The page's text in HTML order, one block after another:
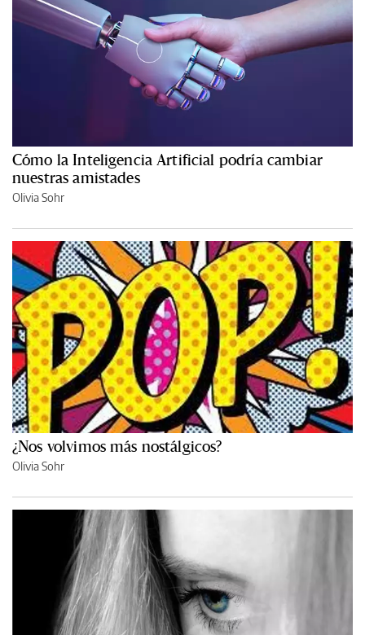
Cómo la Inteligencia Artificial podría cambiar
nuestras amistades
Olivia Sohr
¿Nos volvimos más nostálgicos?
Olivia Sohr